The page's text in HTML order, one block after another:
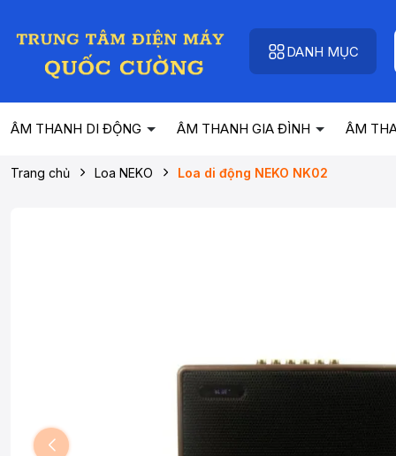
DANH MỤC
ÂM THANH DI ĐỘNG ÂM THANH GIA ĐÌNH ÂM
Trang chủ Loa NEKO Loa di động NEKO NK02